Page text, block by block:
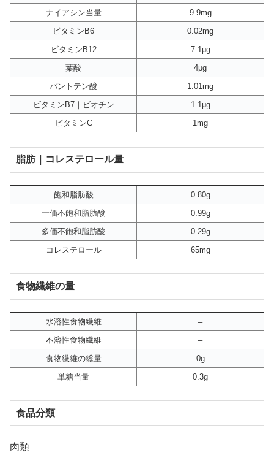
ナイアシン当量
9.9mg
ビタミンB6
0.02mg
ビタミンB12
7.1μg
葉酸
4μg
パントテン酸
1.01mg
ビタミンB7｜ビオチン
1.1μg
ビタミンC
1mg
脂肪｜コレステロール量
飽和脂肪酸
0.80g
一価不飽和脂肪酸
0.99g
多価不飽和脂肪酸
0.29g
コレステロール
65mg
食物繊維の量
水溶性食物繊維
–
不溶性食物繊維
–
食物繊維の総量
0g
単糖当量
0.3g
食品分類
肉類